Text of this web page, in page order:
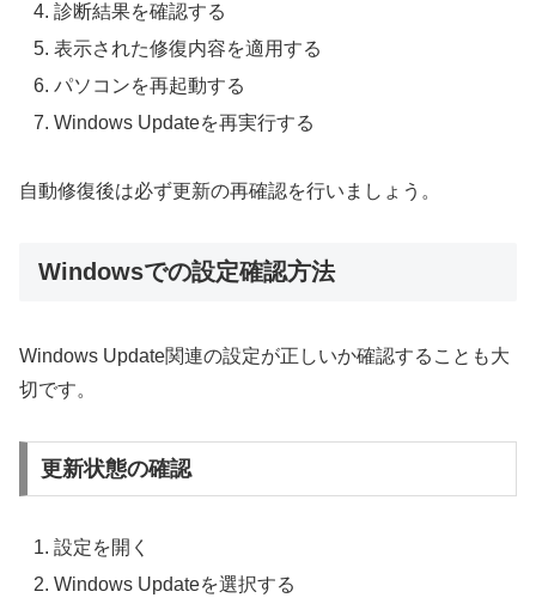
診断結果を確認する
表示された修復内容を適用する
パソコンを再起動する
Windows Updateを再実行する
自動修復後は必ず更新の再確認を行いましょう。
Windowsでの設定確認方法
Windows Update関連の設定が正しいか確認することも大
切です。
更新状態の確認
設定を開く
Windows Updateを選択する